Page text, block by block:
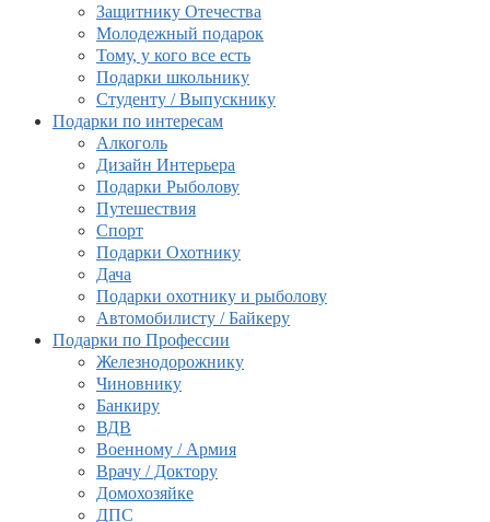
Защитнику Отечества
Молодежный подарок
Тому, у кого все есть
Подарки школьнику
Студенту / Выпускнику
Подарки по интересам
Алкоголь
Дизайн Интерьера
Подарки Рыболову
Путешествия
Спорт
Подарки Охотнику
Дача
Подарки охотнику и рыболову
Автомобилисту / Байкеру
Подарки по Профессии
Железнодорожнику
Чиновнику
Банкиру
ВДВ
Военному / Армия
Врачу / Доктору
Домохозяйке
ДПС